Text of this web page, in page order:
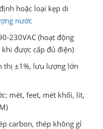
hoặc loại kẹp di
nước
230VAC (hoạt động
được cấp đủ điện)
thị ±1%, lưu lượng lớn
mét, feet, mét khối, lít,
carbon, thép không gỉ